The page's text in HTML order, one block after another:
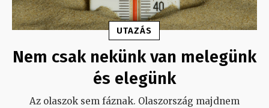
UTAZÁS
Nem csak nekünk van melegünk
és elegünk
Az olaszok sem fáznak. Olaszország majdnem